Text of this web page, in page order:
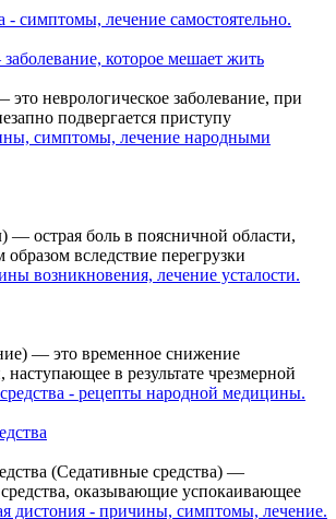
которое мешает жить
это неврологическое заболевание, при
подвергается приступу
— острая боль в поясничной области,
вследствие перегрузки
— это временное снижение
наступающее в результате чрезмерной
(Седативные средства) —
оказывающие успокаивающее